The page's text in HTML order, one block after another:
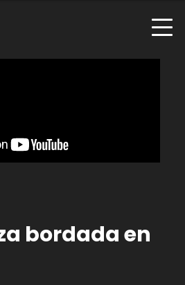
bordada en